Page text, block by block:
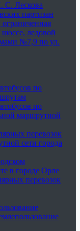
С. Лескова
партизан
ледовой
№7,9 по ул.
по
по
маршрутной
перевозок
сети города
в городе Орле
перевозок